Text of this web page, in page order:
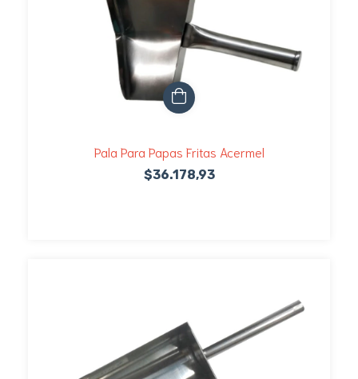
Pala Para Papas Fritas Acermel
$36.178,93